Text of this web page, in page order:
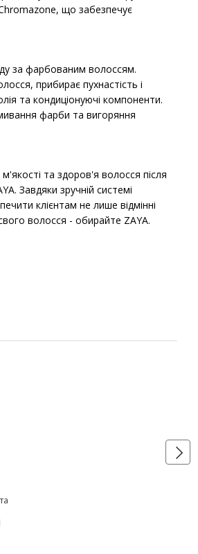
що забезпечує
за фарбованим волоссям.
прибирає пухнастість і
та кондиціонуючі компоненти.
фарби та вигоряння
та здоров'я волосся після
Завдяки зручній системі
клієнтам не лише відмінні
волосся - обирайте ZAYA.